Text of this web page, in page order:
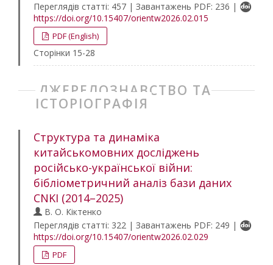
Переглядів статті: 457 | Завантажень PDF: 236 |
https://doi.org/10.15407/orientw2026.02.015
PDF (English)
Сторінки 15-28
ДЖЕРЕЛОЗНАВСТВО ТА
ІСТОРІОГРАФІЯ
Структура та динаміка
китайськомовних досліджень
російсько-української війни:
бібліометричний аналіз бази даних
CNKI (2014–2025)
В. О. Кіктенко
Переглядів статті: 322 | Завантажень PDF: 249 |
https://doi.org/10.15407/orientw2026.02.029
PDF